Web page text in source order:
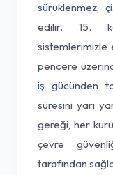
sürüklenmez,
edilir. 15.
sistemlerimizle
pencere
iş gücünden
süresini yarı
gereği, her
çevre
tarafından